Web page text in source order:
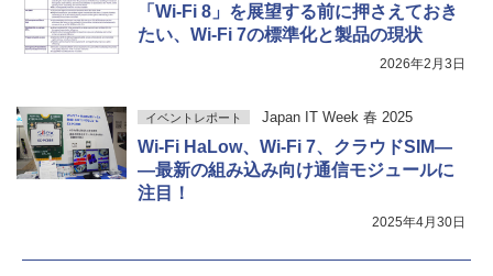
「Wi-Fi 8」を展望する前に押さえておき
たい、Wi-Fi 7の標準化と製品の現状
2026年2月3日
イベントレポート Japan IT Week 春 2025
Wi-Fi HaLow、Wi-Fi 7、クラウドSIM―
―最新の組み込み向け通信モジュールに
注目！
2025年4月30日